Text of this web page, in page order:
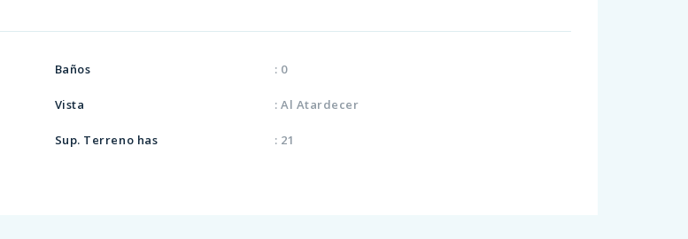
Baños : 0
Vista : Al Atardecer
Sup. Terreno has : 21